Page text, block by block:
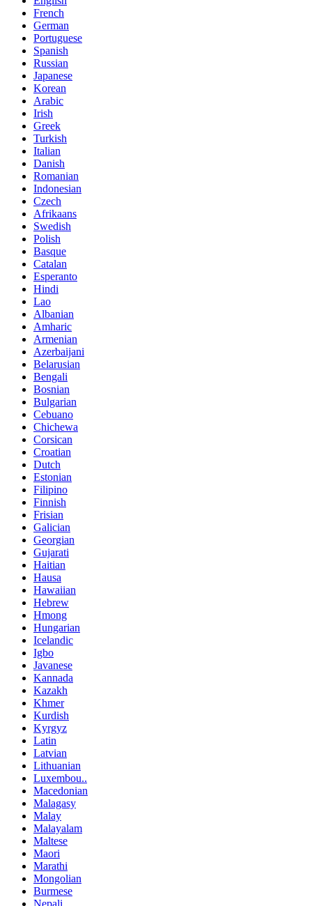
French
German
Portuguese
Spanish
Russian
Japanese
Korean
Arabic
Irish
Greek
Turkish
Italian
Danish
Romanian
Indonesian
Czech
Afrikaans
Swedish
Polish
Basque
Catalan
Esperanto
Hindi
Lao
Albanian
Amharic
Armenian
Azerbaijani
Belarusian
Bengali
Bosnian
Bulgarian
Cebuano
Chichewa
Corsican
Croatian
Dutch
Estonian
Filipino
Finnish
Frisian
Galician
Georgian
Gujarati
Haitian
Hausa
Hawaiian
Hebrew
Hmong
Hungarian
Icelandic
Igbo
Javanese
Kannada
Kazakh
Khmer
Kurdish
Kyrgyz
Latin
Latvian
Lithuanian
Luxembou..
Macedonian
Malagasy
Malay
Malayalam
Maltese
Maori
Marathi
Mongolian
Burmese
Nepali